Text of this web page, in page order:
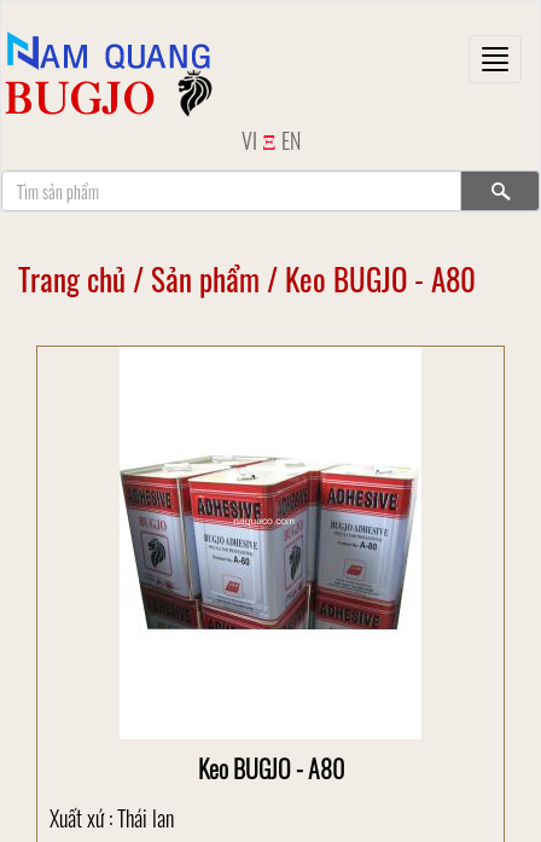
VI Ξ EN
Trang chủ /Sản phẩm /Keo BUGJO - A80
Keo BUGJO - A80
Xuất xứ : Thái lan